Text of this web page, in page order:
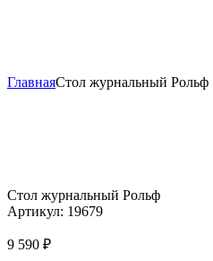
ГлавнаяСтол журнальный Рольф
Стол журнальный Рольф
Артикул: 19679
9 590 ₽